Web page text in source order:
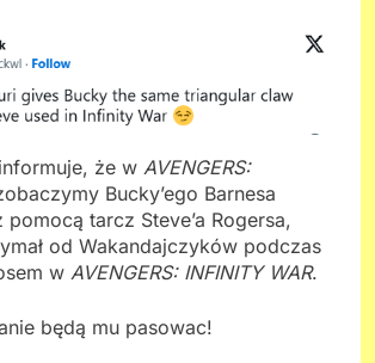
że w AVENGERS:
Bucky’ego Barnesa
tarcz Steve’a Rogersa,
od Wakandajczyków podczas
w AVENGERS: INFINITY WAR.
będą mu pasowac!